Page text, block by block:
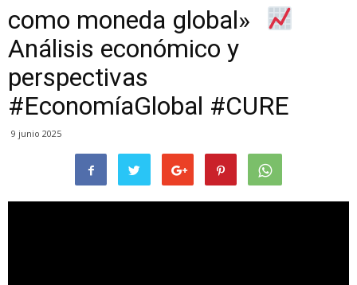
como moneda global»
Análisis económico y
perspectivas
#EconomíaGlobal #CURE
9 junio 2025